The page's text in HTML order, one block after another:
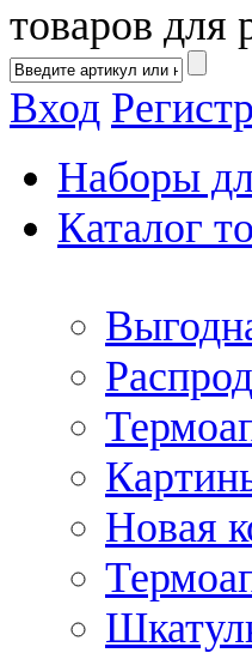
товаров для
Вход
Наборы
Каталог
Новая